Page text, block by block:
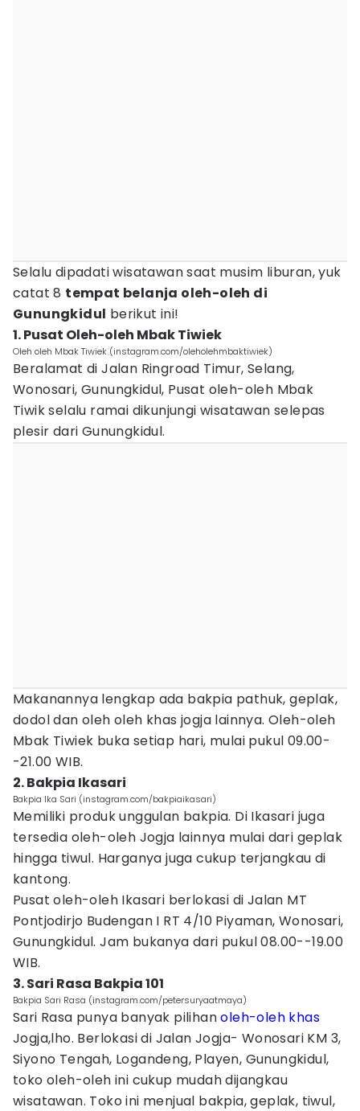
Selalu dipadati wisatawan saat musim liburan, yuk
catat 8 tempat belanja oleh-oleh di
Gunungkidul berikut ini!
1. Pusat Oleh-oleh Mbak Tiwiek
Oleh oleh Mbak Tiwiek (instagram.com/oleholehmbaktiwiek)
Beralamat di Jalan Ringroad Timur, Selang,
Wonosari, Gunungkidul, Pusat oleh-oleh Mbak
Tiwik selalu ramai dikunjungi wisatawan selepas
plesir dari Gunungkidul.
Makanannya lengkap ada bakpia pathuk, geplak,
dodol dan oleh oleh khas jogja lainnya. Oleh-oleh
Mbak Tiwiek buka setiap hari, mulai pukul 09.00-
-21.00 WIB.
2. Bakpia Ikasari
Bakpia Ika Sari (instagram.com/bakpiaikasari)
Memiliki produk unggulan bakpia. Di Ikasari juga
tersedia oleh-oleh Jogja lainnya mulai dari geplak
hingga tiwul. Harganya juga cukup terjangkau di
kantong.
Pusat oleh-oleh Ikasari berlokasi di Jalan MT
Pontjodirjo Budengan I RT 4/10 Piyaman, Wonosari,
Gunungkidul. Jam bukanya dari pukul 08.00--19.00
WIB.
3. Sari Rasa Bakpia 101
Bakpia Sari Rasa (instagram.com/petersuryaatmaya)
Sari Rasa punya banyak pilihanoleh-oleh khas
Jogja,lho. Berlokasi di Jalan Jogja- Wonosari KM 3,
Siyono Tengah, Logandeng, Playen, Gunungkidul,
toko oleh-oleh ini cukup mudah dijangkau
wisatawan. Toko ini menjual bakpia, geplak, tiwul,